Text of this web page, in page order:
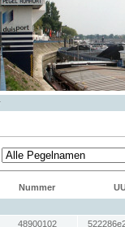
Nummer
48900102